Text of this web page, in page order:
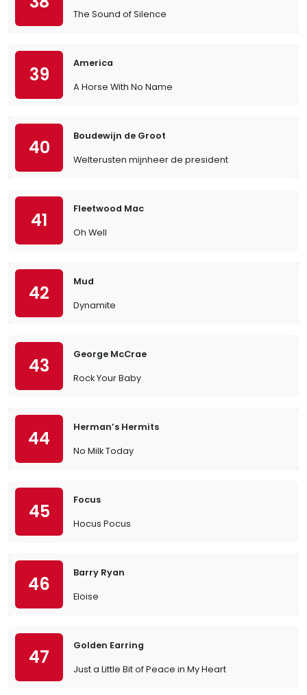
The Sound of Silence
39
America
A Horse With No Name
40
Boudewijn de Groot
Welterusten mijnheer de president
41
Fleetwood Mac
Oh Well
42
Mud
Dynamite
43
George McCrae
Rock Your Baby
44
Herman’s Hermits
No Milk Today
45
Focus
Hocus Pocus
46
Barry Ryan
Eloise
47
Golden Earring
Just a Little Bit of Peace in My Heart